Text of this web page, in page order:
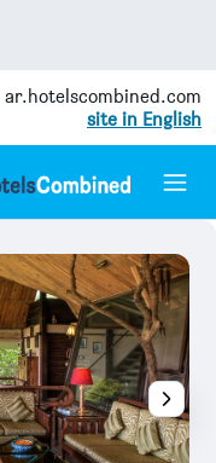
ar.hotelscombined.com
site in English